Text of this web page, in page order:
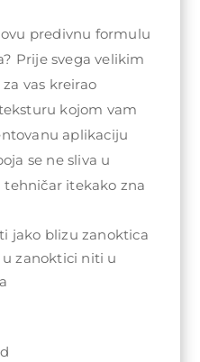
predivnu formulu
Prije svega velikim
vas kreirao
kojom vam
aplikaciju
se ne sliva u
tehničar itekako zna
jako blizu zanoktica
u zanoktici niti u